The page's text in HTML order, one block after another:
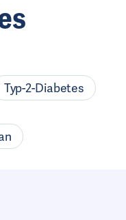
Typ-2-Diabetes